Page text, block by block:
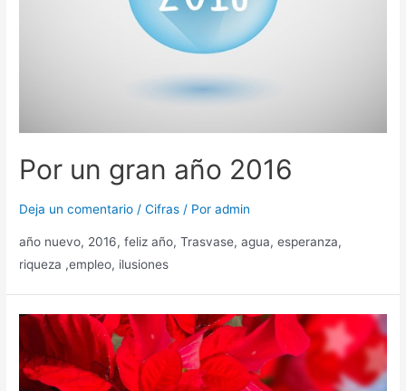
Por un gran año 2016
Deja un comentario /Cifras / Poradmin
año nuevo, 2016, feliz año, Trasvase, agua, esperanza,
riqueza ,empleo, ilusiones